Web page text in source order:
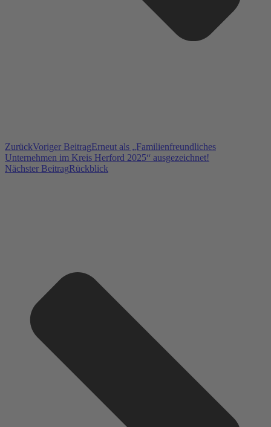
ZurückVoriger BeitragErneut als „Familienfreundliches
Unternehmen im Kreis Herford 2025“ ausgezeichnet!
Nächster BeitragRückblick